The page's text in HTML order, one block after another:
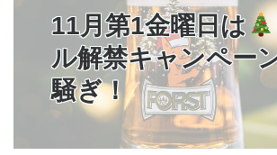
– 生活便利帳 FOOD
STUDY– 留学関連情報
WORK– デンマークの働き方
11月第1金曜日は
ル解禁キャンペー
騒ぎ！